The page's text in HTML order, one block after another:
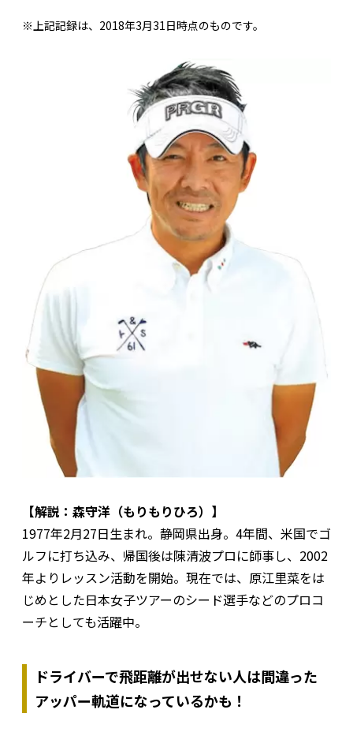
※上記記録は、2018年3月31日時点のものです。
【解説：森守洋（もりもりひろ）】
1977年2月27日生まれ。静岡県出身。4年間、米国でゴ
ルフに打ち込み、帰国後は陳清波プロに師事し、2002
年よりレッスン活動を開始。現在では、原江里菜をは
じめとした日本女子ツアーのシード選手などのプロコ
ーチとしても活躍中。
ドライバーで飛距離が出せない人は間違った
アッパー軌道になっているかも！